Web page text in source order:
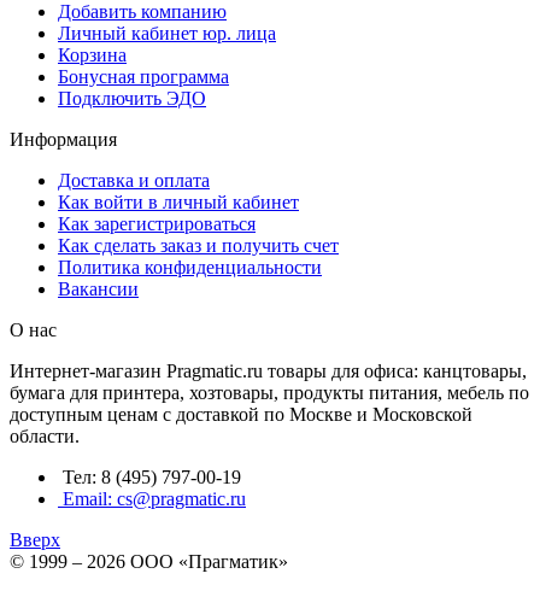
Добавить компанию
Личный кабинет юр. лица
Корзина
Бонусная программа
Подключить ЭДО
Информация
Доставка и оплата
Как войти в личный кабинет
Как зарегистрироваться
Как сделать заказ и получить счет
Политика конфиденциальности
Вакансии
О нас
Интернет-магазин Pragmatic.ru товары для офиса: канцтовары,
бумага для принтера, хозтовары, продукты питания, мебель по
доступным ценам с доставкой по Москве и Московской
области.
Тел: 8 (495) 797-00-19
Email: cs@pragmatic.ru
Вверх
© 1999 – 2026 ООО «Прагматик»